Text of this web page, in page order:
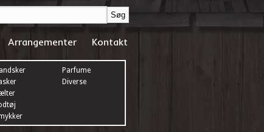
Parfume
Diverse
Arrangementer Kontakt